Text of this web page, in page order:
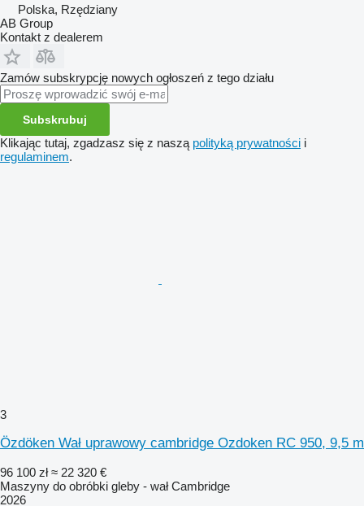
Polska, Rzędziany
AB Group
Kontakt z dealerem
Zamów subskrypcję nowych ogłoszeń z tego działu
Subskrubuj
Klikając tutaj, zgadzasz się z naszą polityką prywatności i
regulaminem.
3
Özdöken Wał uprawowy cambridge Ozdoken RC 950, 9,5 m
96 100 zł ≈ 22 320 €
Maszyny do obróbki gleby - wał Cambridge
2026